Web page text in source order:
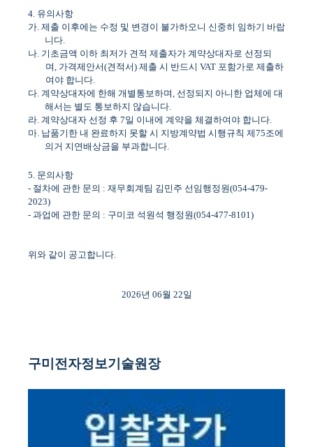
4. 유의사항
가 제출 이후에는 수정 및 변경이 불가하오니 신중히 임하기 바랍
니다.
나 기초금액 이하 최저가 견적 제출자가 계약상대자로 선정되
며 가격제안서(견적서)제출 시 반드시VAT 포함가로 제출하
여야 합니다
다 계약상대자에 한해 개별통보하며 선정되지 아니한 업체에 대
해서는 별도 통보하지 않습니다.
라 계약상대자 선정 후 7일 이내에 계약을 체결하여야 합니다
마 납품기한 내 완료하지 못할 시 지방계약법 시행규칙 제75조에
의거 지연배상금을 부과합니다.
5. 문의사항
- 절차에 관한 문의 : 재무회계팀 김민주 선임행정원(054-479-
2023)
- 과업에 관한 문의 : 구미코 석원석 행정원(054-477-8101)
위와 같이 공고합니다
2026년 06월 22일
구미전자정보기술원장